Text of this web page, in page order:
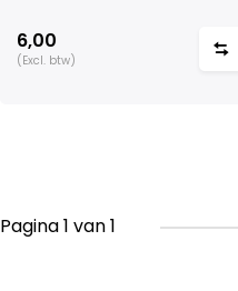
6,00
(Excl. btw)
Pagina 1 van 1